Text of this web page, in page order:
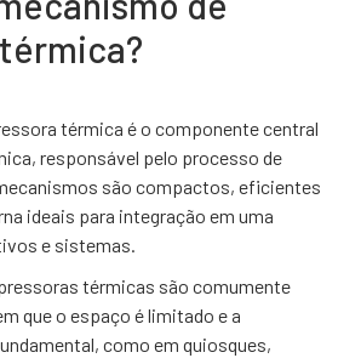
térmica é o componente central
responsável pelo processo de
são compactos, eficientes
ideais para integração em uma
e sistemas.
térmicas são comumente
que o espaço é limitado e a
como em quiosques,